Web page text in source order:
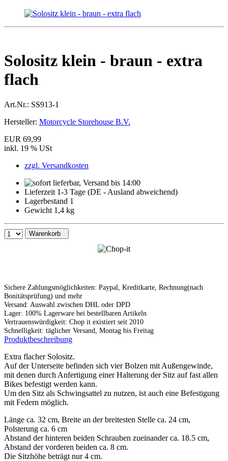
Solositz klein - braun - extra
flach
Art.Nr.: SS913-1
Hersteller: Motorcycle Storehouse B.V.
EUR 69,99
inkl. 19 % USt
zzgl. Versandkosten
Lieferzeit 1-3 Tage (DE - Ausland abweichend)
Lagerbestand 1
Gewicht 1,4 kg
Warenkorb
Sichere Zahlungsmöglichkeiten: Paypal, Kreditkarte, Rechnung(nach
Bonitätsprüfung) und mehr
Versand: Auswahl zwischen DHL oder DPD
Lager: 100% Lagerware bei bestellbaren Artikeln
Vertrauenswürdigkeit: Chop it existiert seit 2010
Schnelligkeit: täglicher Versand, Montag bis Freitag
Produktbeschreibung
Extra flacher Solositz.
Auf der Unterseite befinden sich vier Bolzen mit Außengewinde,
mit denen durch Anfertigung einer Halterung der Sitz auf fast allen
Bikes befestigt werden kann.
Um den Sitz als Schwingsattel zu nutzen, ist auch eine Befestigung
mit Federn möglich.
Länge ca. 32 cm, Breite an der breitesten Stelle ca. 24 cm,
Polsterung ca. 6 cm
Abstand der hinteren beiden Schrauben zueinander ca. 18.5 cm,
Abstand der vorderen beiden ca. 8 cm.
Die Sitzhöhe beträgt nur 4 cm.